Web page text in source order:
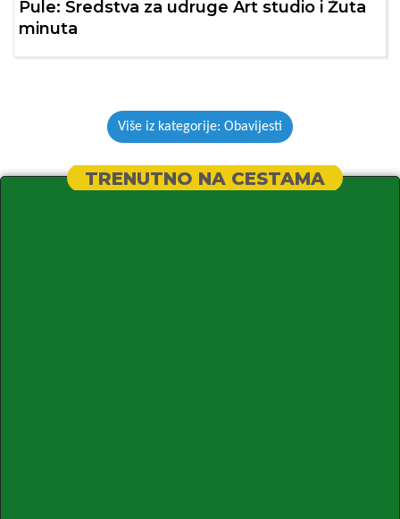
Pule: Sredstva za udruge Art studio i Žuta
minuta
Više iz kategorije: Obavijesti
TRENUTNO NA CESTAMA